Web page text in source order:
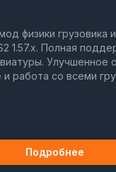
физики грузовика
1.57.x. Полная
Улучшенное
работа со всеми
Подробнее